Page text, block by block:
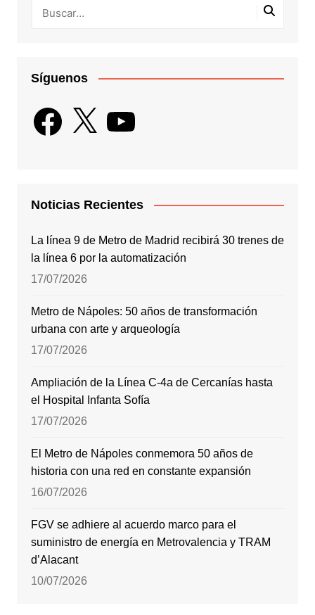
Síguenos
Facebook
X YouTube
Noticias Recientes
La línea 9 de Metro de Madrid recibirá 30 trenes de
la línea 6 por la automatización
17/07/2026
Metro de Nápoles: 50 años de transformación
urbana con arte y arqueología
17/07/2026
Ampliación de la Línea C-4a de Cercanías hasta
el Hospital Infanta Sofía
17/07/2026
El Metro de Nápoles conmemora 50 años de
historia con una red en constante expansión
16/07/2026
FGV se adhiere al acuerdo marco para el
suministro de energía en Metrovalencia y TRAM
d’Alacant
10/07/2026